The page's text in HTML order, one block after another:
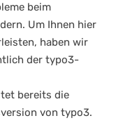
beim
Um Ihnen hier
haben wir
der typo3-
bereits die
von typo3.